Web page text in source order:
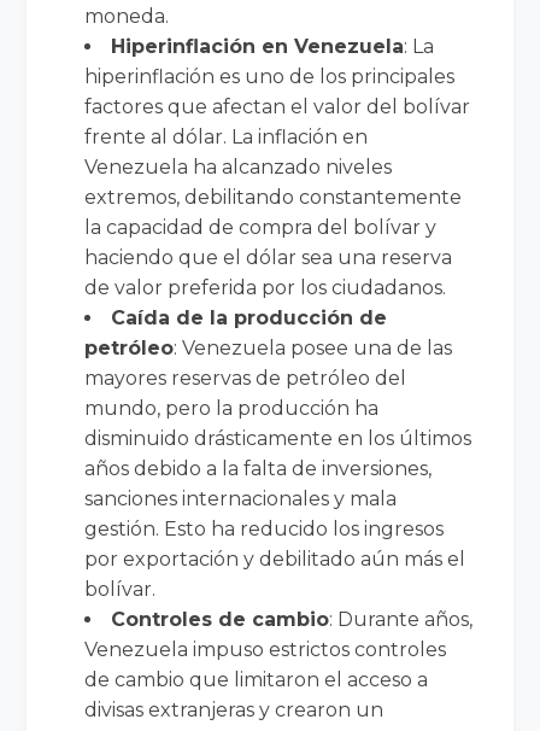
moneda.
Hiperinflación en Venezuela: La
hiperinflación es uno de los principales
factores que afectan el valor del bolívar
frente al dólar. La inflación en
Venezuela ha alcanzado niveles
extremos, debilitando constantemente
la capacidad de compra del bolívar y
haciendo que el dólar sea una reserva
de valor preferida por los ciudadanos.
Caída de la producción de
petróleo: Venezuela posee una de las
mayores reservas de petróleo del
mundo, pero la producción ha
disminuido drásticamente en los últimos
años debido a la falta de inversiones,
sanciones internacionales y mala
gestión. Esto ha reducido los ingresos
por exportación y debilitado aún más el
bolívar.
Controles de cambio: Durante años,
Venezuela impuso estrictos controles
de cambio que limitaron el acceso a
divisas extranjeras y crearon un